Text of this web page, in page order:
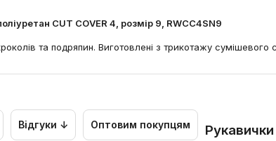
CUT COVER 4, розмір 9, RWCC4SN9
та подряпин. Виготовлені з трикотажу
Відгуки ↓ Оптовим покупцям
Рукавички